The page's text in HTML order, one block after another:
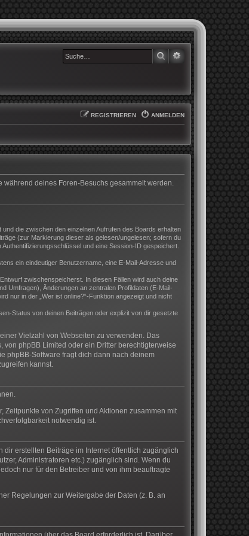
SUCHE
ANMELDEN
REGISTRIEREN
während deines Foren-Besuchs gesammelt werden.
die zwischen den einzelnen Aufrufen des Boards erhalten
(zur Markierung dieser als gelesen/ungelesen; sofern du
und eine Session-ID gespeichert.
ein eindeutiger Benutzername, eine E-Mail-Adresse und
zwischenspeicherst. In diesen Fällen wird auch deine
Umfragen), Änderungen an zentralen Profildaten (E-Mail-
nur in der „Wer ist online?“-Funktion angezeigt und nicht
Status von deinen Beiträgen oder explizit von dir gesetzte
Vielzahl von Webseiten zu verwenden. Das
von phpBB Limited oder ein Dritter berechtigterweise
phpBB-Software fragt dich dann nach deinem
kannst.
von Zugriffen und Aktionen zusammen mit
notwendig ist.
erstellten Beiträge im Internet öffentlich zugänglich
Administratoren etc.) zugänglich sind. Wenn du
nur für den Betreiber und von ihm beauftragte
Regelungen zur Weitergabe der Daten (z. B. an